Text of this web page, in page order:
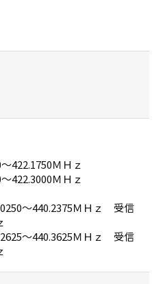
422.1750ＭＨｚ
422.3000ＭＨｚ
〜440.2375ＭＨｚ 受信
〜440.3625ＭＨｚ 受信